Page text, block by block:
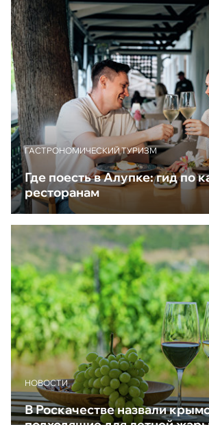
ГАСТРОНОМИЧЕСКИЙ ТУРИЗМ
Где поесть в Алупке: гид по
ресторанам
НОВОСТИ
В Роскачестве назвали